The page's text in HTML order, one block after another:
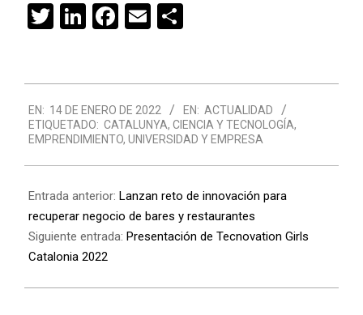
Twitter
LinkedIn
Facebook
Email
01-
14
EN: 14 DE ENERO DE 2022 EN: ACTUALIDAD
ETIQUETADO: CATALUNYA, CIENCIA Y TECNOLOGÍA,
EMPRENDIMIENTO, UNIVERSIDAD Y EMPRESA
Entrada anterior: Lanzan reto de innovación para
recuperar negocio de bares y restaurantes
Siguiente entrada: Presentación de Tecnovation Girls
Catalonia 2022